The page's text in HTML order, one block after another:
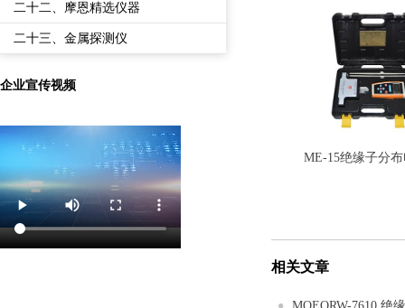
二十二、摩恩精选仪器
二十三、金属探测仪
企业宣传视频
ME-15绝缘子分
相关文章